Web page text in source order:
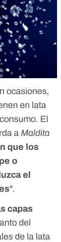
ocasiones,
en lata
El
aMaldita
que los
o
el
".
capas
del
de la lata